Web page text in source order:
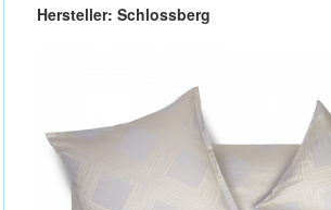
Hersteller: Schlossberg